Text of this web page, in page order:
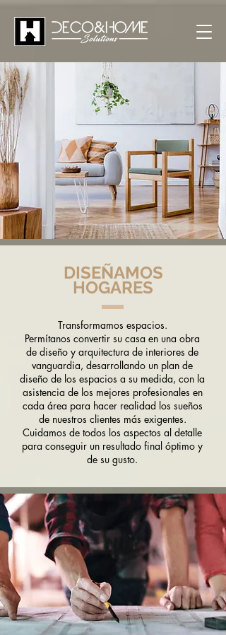
DISEÑAMOS
HOGARES
Transformamos espacios.
Permítanos convertir su casa en una obra
de diseño y arquitectura de interiores de
vanguardia, desarrollando un plan de
diseño de los espacios a su medida, con la
asistencia de los mejores profesionales en
cada área para hacer realidad los sueños
de nuestros clientes más exigentes.
Cuidamos de todos los aspectos al detalle
para conseguir un resultado final óptimo y
de su gusto.